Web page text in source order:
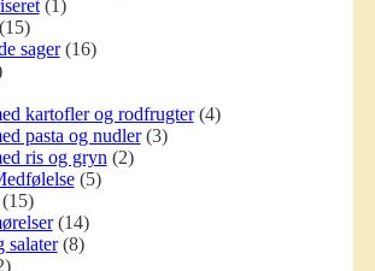
(1)
sager(16)
kartofler og rodfrugter(4)
pasta og nudler(3)
ris og gryn (2)
(5)
(15)
(14)
salater(8)